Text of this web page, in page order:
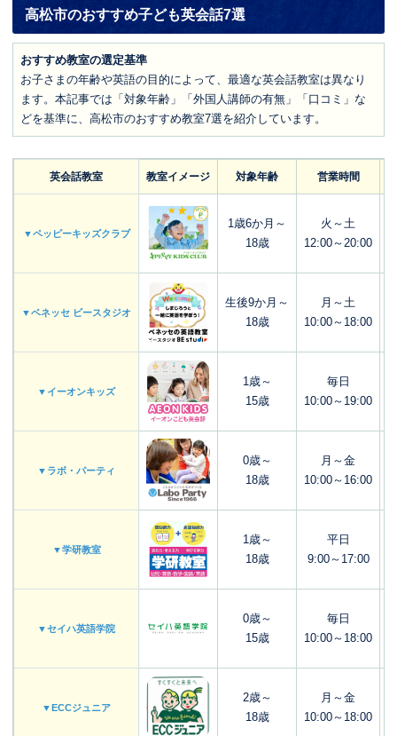
高松市のおすすめ子ども英会話7選
おすすめ教室の選定基準
お子さまの年齢や英語の目的によって、最適な英会話教室は異なり
ます。本記事では「対象年齢」「外国人講師の有無」「口コミ」な
どを基準に、高松市のおすすめ教室7選を紹介しています。
英会話教室 教室イメージ 対象年齢 営業時間
▼ペッピーキッズクラブ
1歳6か月～
18歳
火～土
12:00～20:00
▼ベネッセ ビースタジオ
生後9か月～
18歳
月～土
10:00～18:00
▼イーオンキッズ
1歳～
15歳
毎日
10:00～19:00
▼ラボ・パーティ
0歳～
18歳
月～金
10:00～16:00
▼学研教室
1歳～
18歳
平日
9:00～17:00
▼セイハ英語学院
0歳～
15歳
毎日
10:00～18:00
▼ECCジュニア
2歳～
18歳
月～金
10:00～18:00